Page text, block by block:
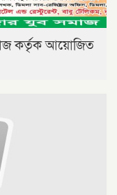
কর্তৃক আয়োজিত